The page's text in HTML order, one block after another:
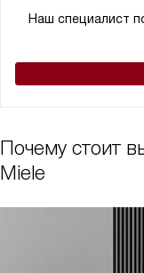
Наш специалист
Почему стоит
Miele